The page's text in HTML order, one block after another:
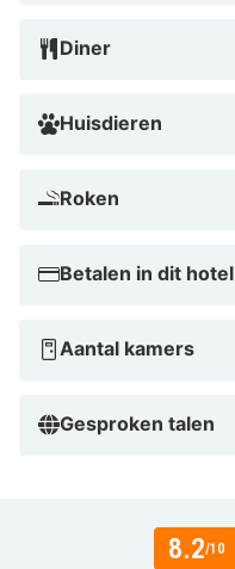
Diner
Huisdieren
Roken
Betalen in dit hotel
Aantal kamers
Gesproken talen
8.2/10